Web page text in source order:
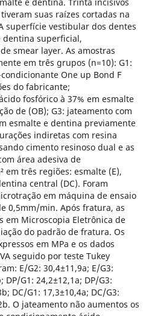
suas raízes cortadas na
superfície vestibular dos dentes
dentina superficial,
smear layer. As amostras
em três grupos (n=10): G1:
One up Bond F
do fabricante;
fosfórico à 37% em esmalte
de (OB); G3: jateamento com
esmalte e dentina previamente
indiretas com resina
cimento resinoso dual e as
área adesiva de
em três regiões: esmalte (E),
central (DC). Foram
em máquina de ensaio
0,5mm/min. Após fratura, as
em Microscopia Eletrônica de
do padrão de fratura. Os
em MPa e os dados
seguido por teste Tukey
E/G2: 30,4±11,9a; E/G3:
DP/G1: 24,2±12,1a; DP/G3:
DC/G1: 17,3±10,4a; DC/G3:
O jateamento não aumentos os